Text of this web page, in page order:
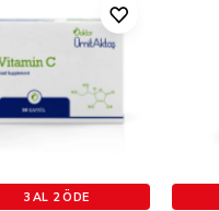
C
3 AL 2 ÖDE